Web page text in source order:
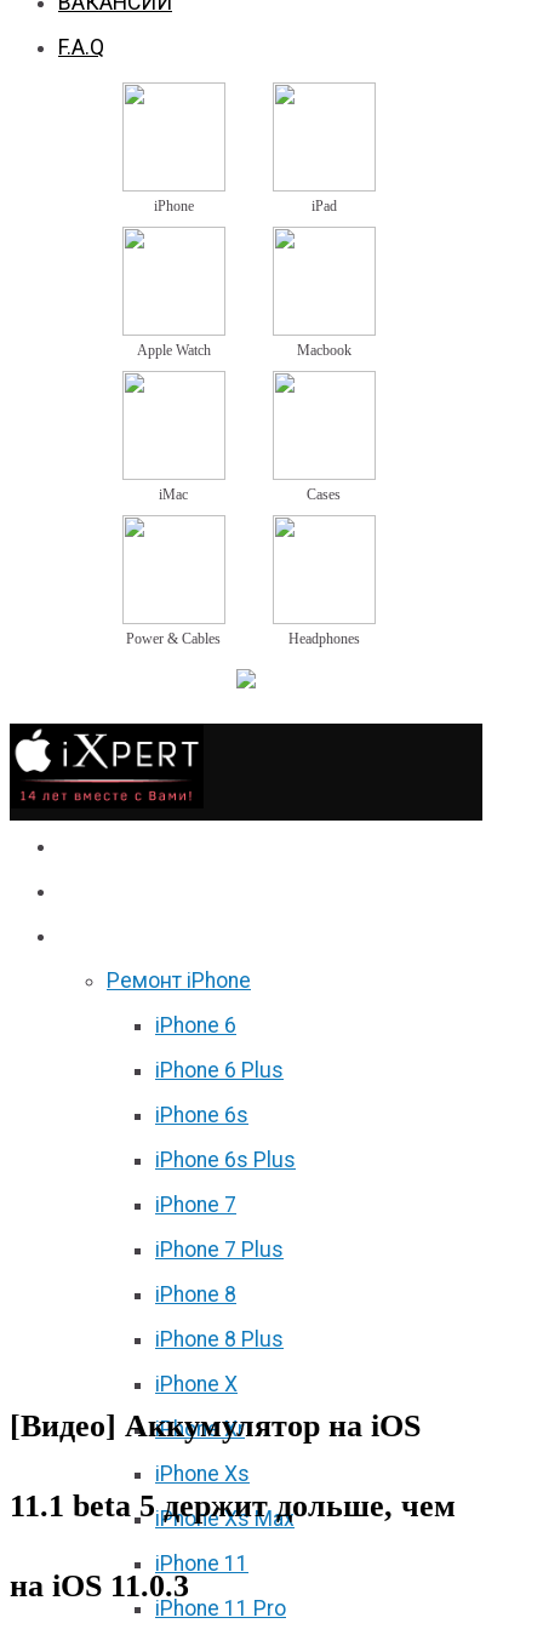
F.A.Q
iPhone iPad
Apple Watch Macbook
iMac Cases
Power & Cables Headphones
Ремонт iPhone
iPhone 6
iPhone 6 Plus
iPhone 6s
iPhone 6s Plus
iPhone 7
iPhone 7 Plus
iPhone 8
iPhone 8 Plus
iPhone X
iPhone Xr
iPhone Xs
iPhone Xs Max
iPhone 11
iPhone 11 Pro
[Видео] Аккумулятор на iOS
11.1 beta 5 держит дольше, чем
на iOS 11.0.3